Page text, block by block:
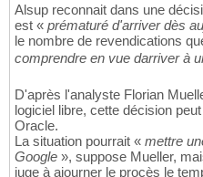
Alsup reconnait dans une
est « prématuré d'arriver dès
le nombre de revendications
comprendre en vue darriver à
D'après l'analyste Florian
logiciel libre, cette décision
Oracle.
La situation pourrait « mettre
Google », suppose Mueller,
juge à ajourner le procès le